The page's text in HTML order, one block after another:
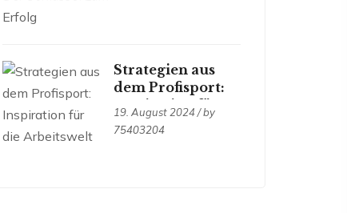
Strategien aus
dem Profisport:
Inspiration für
die Arbeitswelt
19. August 2024 / by
75403204